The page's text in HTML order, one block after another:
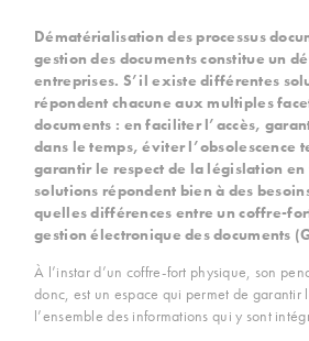
Dématérialisation des processus
gestion des documents constitue un
entreprises. S’il existe différentes
répondent chacune aux multiples
documents : en faciliter l’accès,
dans le temps, éviter l’obsolescence
garantir le respect de la législation en
solutions répondent bien à des
quelles différences entre un coffre-
gestion électronique des documents
À l’instar d’un coffre-fort physique, son
donc, est un espace qui permet de garantir
l’ensemble des informations qui y sont